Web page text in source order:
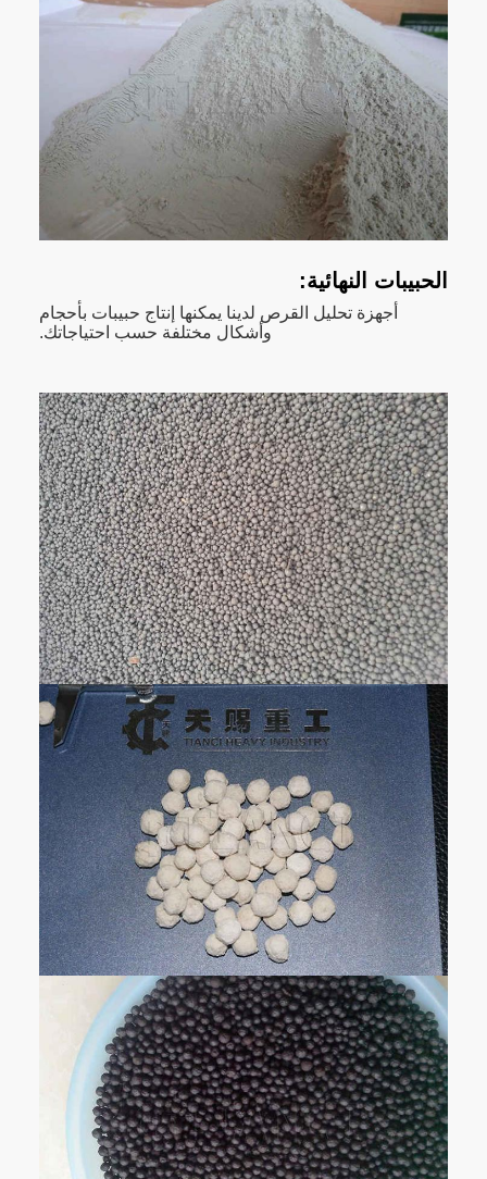
الحبيبات النهائية:
أجهزة تحليل القرص لدينا يمكنها إنتاج حبيبات بأحجام
وأشكال مختلفة حسب احتياجاتك.